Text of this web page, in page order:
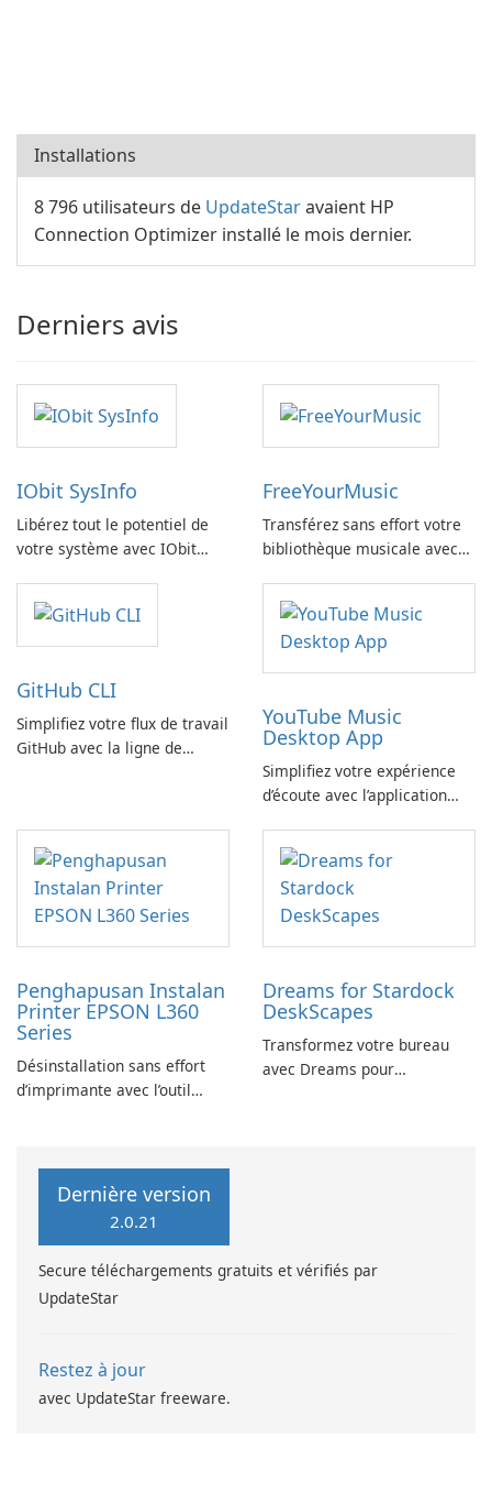
Installations
8 796 utilisateurs de UpdateStaravaient HP
Connection Optimizer installé le mois dernier.
Derniers avis
IObit SysInfo
Libérez tout le potentiel de
votre système avec IObit
FreeYourMusic
Transférez sans effort votre
bibliothèque musicale avec
GitHub CLI
Simplifiez votre flux de travail
GitHub avec la ligne de
YouTube Music
Desktop App
Simplifiez votre expérience
d’écoute avec l’application
Penghapusan Instalan
Printer EPSON L360
Series
Désinstallation sans effort
d’imprimante avec l’outil
Dreams for Stardock
DeskScapes
Transformez votre bureau
avec Dreams pour
Dernière version
2.0.21
Secure téléchargements gratuits et vérifiés par
UpdateStar
Restez à jour
avec UpdateStar freeware.